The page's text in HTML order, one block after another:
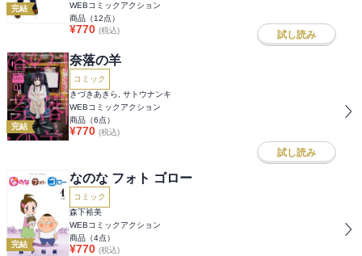
完結
WEBコミックアクション
商品（12点）
¥770 (税込) 試し読み
完結
奈落の羊
コミック
きづきあきら, サトウナンキ
WEBコミックアクション
商品（6点）
¥770 (税込)
試し読み
完結
なのな フォト ゴロー
コミック
森下裕美
WEBコミックアクション
商品（4点）
¥770 (税込)